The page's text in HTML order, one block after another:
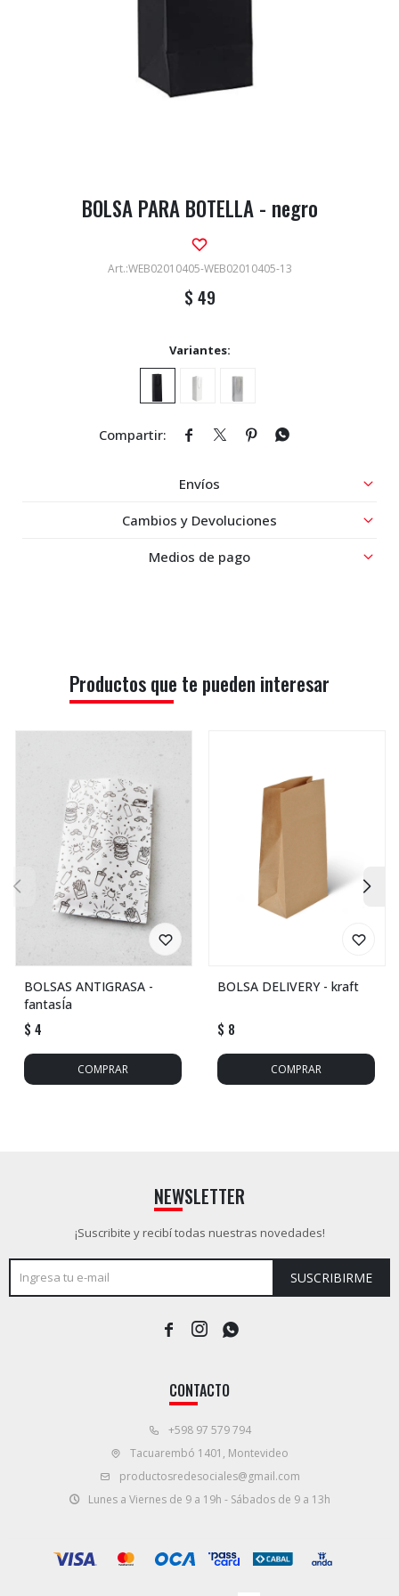
BOLSA PARA BOTELLA - negro
WEB02010405-WEB02010405-13
$ 49
Variantes:
   
Envíos
Cambios y Devoluciones
Medios de pago
Productos que te pueden interesar
BOLSAS ANTIGRASA -
fantasÍa
$ 4
BOLSA DELIVERY - kraft
$ 8
CONTACTO
+598 97 579 794
Tacuarembó 1401, Montevideo
productosredesociales@gmail.com
Lunes a Viernes de 9 a 19h - Sábados de 9 a 13h
NEWSLETTER
¡Suscribite y recibí todas nuestras novedades!
SUSCRIBIRME
  